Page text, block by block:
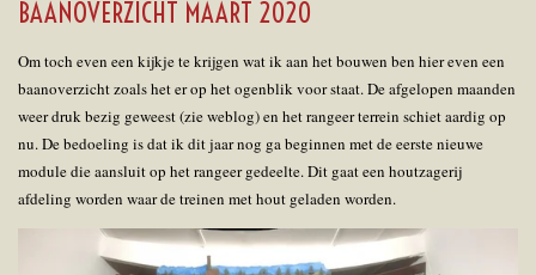
BAANOVERZICHT MAART 2020
Om toch even een kijkje te krijgen wat ik aan het bouwen ben hier even een
baanoverzicht zoals het er op het ogenblik voor staat. De afgelopen maanden
weer druk bezig geweest (zie weblog) en het rangeer terrein schiet aardig op
nu. De bedoeling is dat ik dit jaar nog ga beginnen met de eerste nieuwe
module die aansluit op het rangeer gedeelte. Dit gaat een houtzagerij
afdeling worden waar de treinen met hout geladen worden.